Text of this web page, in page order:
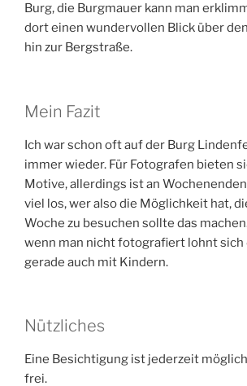
Burg, die Burgmauer kann man
dort einen wundervollen Blick über
hin zur Bergstraße.
Mein Fazit
Ich war schon oft auf der Burg
immer wieder. Für Fotografen bieten
Motive, allerdings ist an
viel los, wer also die Möglichkeit hat,
Woche zu besuchen sollte das
wenn man nicht fotografiert lohnt sich
gerade auch mit Kindern.
Nützliches
Eine Besichtigung ist jederzeit
frei.